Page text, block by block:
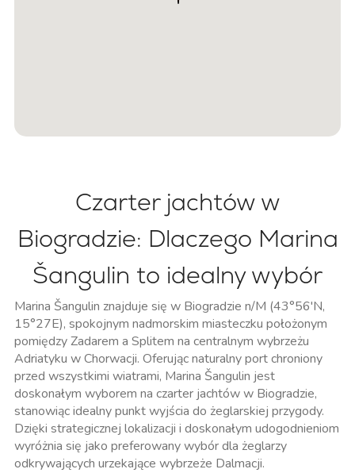
Czarter jachtów w
Biogradzie: Dlaczego Marina
Šangulin to idealny wybór
Marina Šangulin znajduje się w Biogradzie n/M (43°56'N,
15°27E), spokojnym nadmorskim miasteczku położonym
pomiędzy Zadarem a Splitem na centralnym wybrzeżu
Adriatyku w Chorwacji. Oferując naturalny port chroniony
przed wszystkimi wiatrami, Marina Šangulin jest
doskonałym wyborem na czarter jachtów w Biogradzie,
stanowiąc idealny punkt wyjścia do żeglarskiej przygody.
Dzięki strategicznej lokalizacji i doskonałym udogodnieniom
wyróżnia się jako preferowany wybór dla żeglarzy
odkrywających urzekające wybrzeże Dalmacji.